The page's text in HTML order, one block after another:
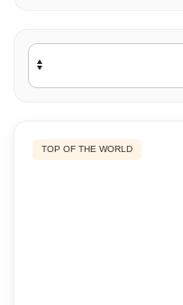
TOP OF THE WORLD